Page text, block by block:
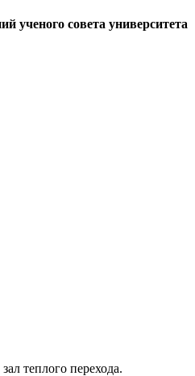
ученого совета университета
теплого перехода.